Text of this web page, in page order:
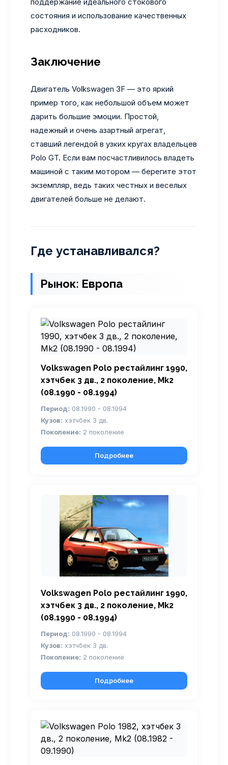
состояния и использование качественных
расходников.
Заключение
Двигатель Volkswagen 3F — это яркий
пример того, как небольшой объем может
дарить большие эмоции. Простой,
надежный и очень азартный агрегат,
ставший легендой в узких кругах владельцев
Polo GT. Если вам посчастливилось владеть
машиной с таким мотором — берегите этот
экземпляр, ведь таких честных и веселых
двигателей больше не делают.
Где устанавливался?
Рынок: Европа
Volkswagen Polo рестайлинг 1990,
хэтчбек 3 дв., 2 поколение, Mk2
(08.1990 - 08.1994)
Период: 08.1990 - 08.1994
Кузов: хэтчбек 3 дв.
Поколение: 2 поколение
Подробнее
Volkswagen Polo рестайлинг 1990,
хэтчбек 3 дв., 2 поколение, Mk2
(08.1990 - 08.1994)
Период: 08.1990 - 08.1994
Кузов: хэтчбек 3 дв.
Поколение: 2 поколение
Подробнее